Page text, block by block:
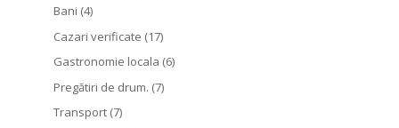
Bani (4)
Cazari verificate (17)
Gastronomie locala (6)
Pregătiri de drum. (7)
Transport(7)